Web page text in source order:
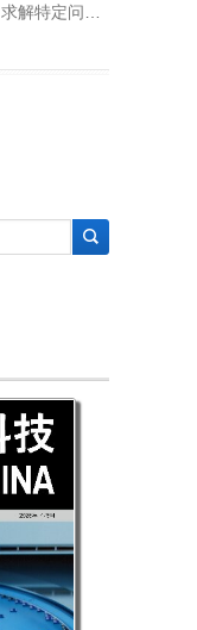
求解特定问题比超算快一亿亿倍！中国科学家成功研制“九章三号”量子计算原型机